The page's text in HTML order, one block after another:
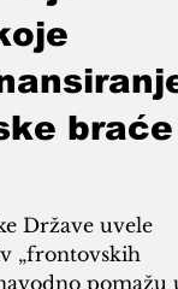
braće i
Države uvele